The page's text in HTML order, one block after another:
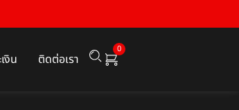
งิน ติดต่อเรา
0